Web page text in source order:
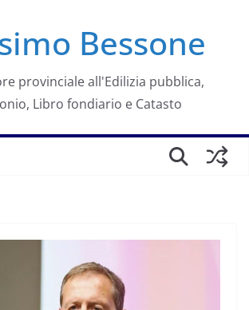
Bessone
provinciale all'Edilizia pubblica,
Libro fondiario e Catasto